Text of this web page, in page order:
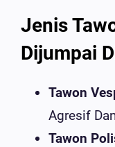
Jenis
Dijumpai
Tawon
Agresif
Tawon